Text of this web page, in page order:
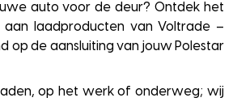
auto voor de deur? Ontdek het
aan laadproducten van Voltrade –
op de aansluiting van jouw Polestar
op het werk of onderweg; wij